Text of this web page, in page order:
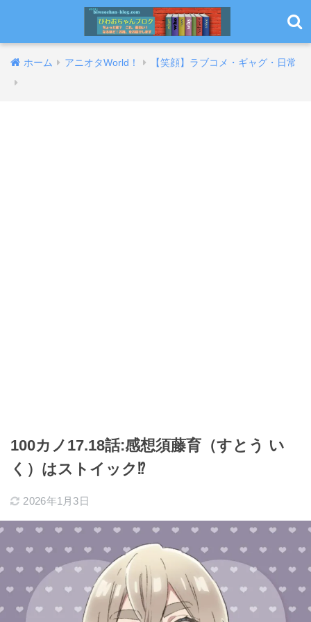
ホーム アニオタWorld！ 【笑顔】ラブコメ・ギャグ・日常
100カノ17.18話:感想須藤育（すとう い
く）はストイック⁉
2026年1月3日